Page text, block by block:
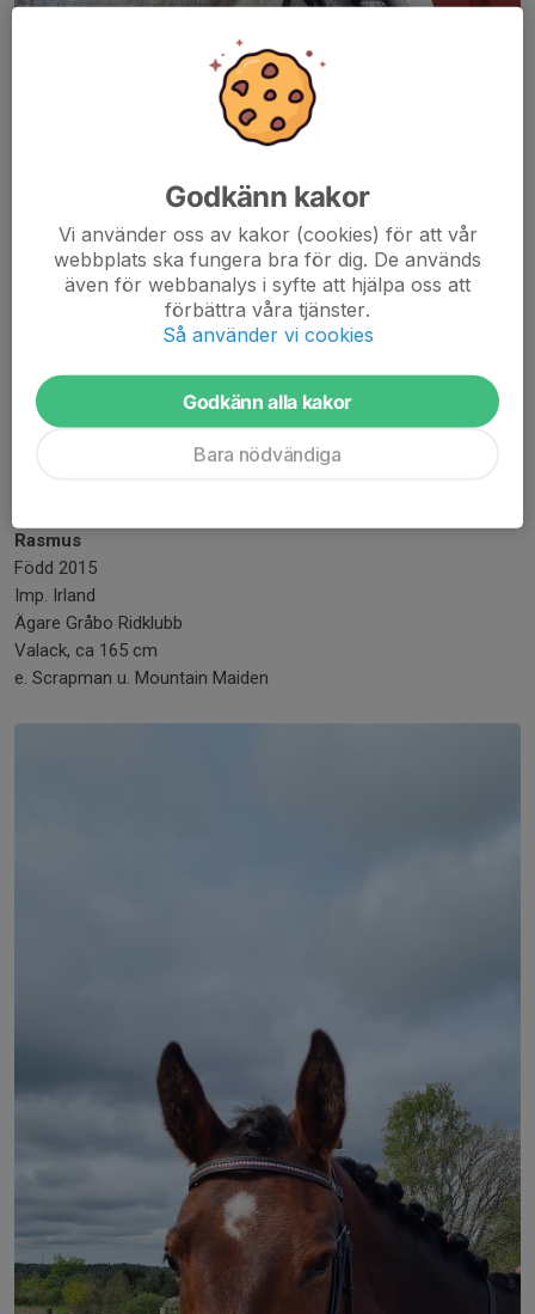
Rasmus
Född 2015
Imp. Irland
Ägare Gråbo Ridklubb
Valack, ca 165 cm
e. Scrapman u. Mountain Maiden
Godkänn kakor
Vi använder oss av kakor (cookies) för att vår
webbplats ska fungera bra för dig. De används
även för webbanalys i syfte att hjälpa oss att
förbättra våra tjänster.
Så använder vi cookies
Godkänn alla kakor
Bara nödvändiga